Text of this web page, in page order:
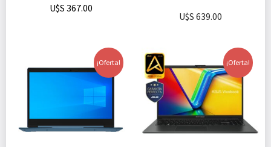
U$S 367.00
U$S 639.00
¡Oferta! ¡Oferta!